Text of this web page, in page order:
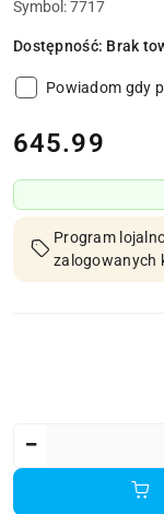
Symbol:7717
Dostępność: Brak
Powiadom gdy
cena:
645.99
Program
zalogowanych